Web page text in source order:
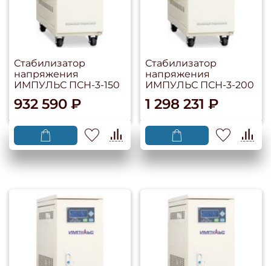
Стабилизатор
напряжения
ИМПУЛЬС ПСН-3-150
932 590 ₽
Стабилизатор
напряжения
ИМПУЛЬС ПСН-3-200
1 298 231 ₽